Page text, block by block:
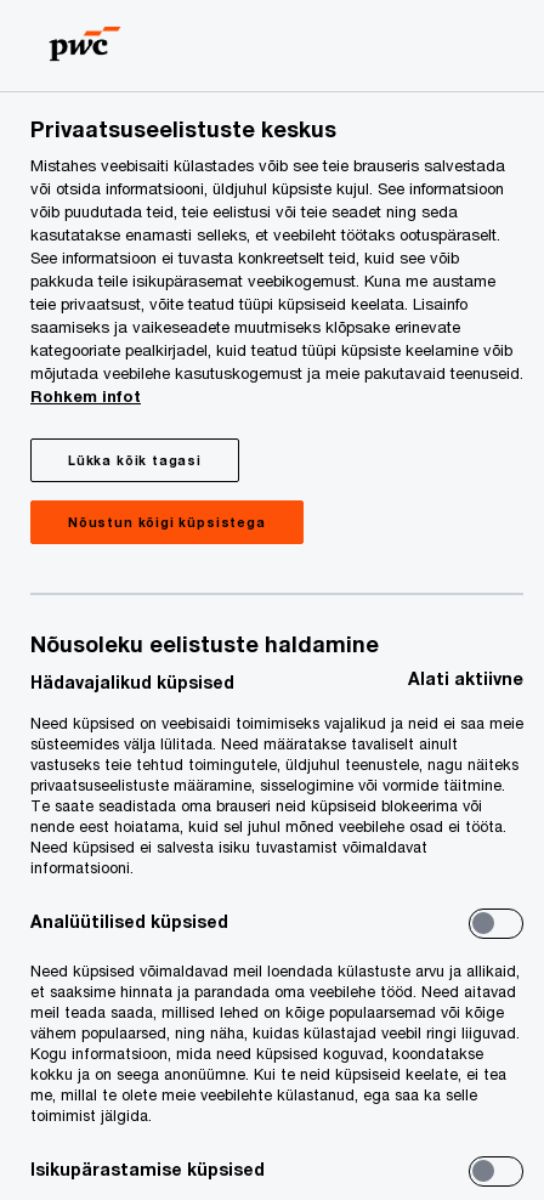
content
footer
PwC Eesti Kontaktid Kontaktid
Kontaktid
We help you meet tomorrow’s tech demands so you can
compete at a speed that rewrites the rules
See how
Follow us
PwC Eesti Kontaktid Kontaktid
Meie teenused
Audiitorkontroll
Juhtimiskonsultatsioonid
Digilahendused, IT, AI
Maksuteenused
Raamatupidamine, palgaarvestus ja maksudeklaratsioonid
ESG ja vastutustundlik ettevõtlus
Privaatsuseelistuste keskus
Mistahes veebisaiti külastades võib see teie brauseris salvestada
või otsida informatsiooni, üldjuhul küpsiste kujul. See informatsioon
võib puudutada teid, teie eelistusi või teie seadet ning seda
kasutatakse enamasti selleks, et veebileht töötaks ootuspäraselt.
See informatsioon ei tuvasta konkreetselt teid, kuid see võib
pakkuda teile isikupärasemat veebikogemust. Kuna me austame
teie privaatsust, võite teatud tüüpi küpsiseid keelata. Lisainfo
saamiseks ja vaikeseadete muutmiseks klõpsake erinevate
kategooriate pealkirjadel, kuid teatud tüüpi küpsiste keelamine võib
mõjutada veebilehe kasutuskogemust ja meie pakutavaid teenuseid.
Rohkem infot
Lükka kõik tagasi
Nõustun kõigi küpsistega
Nõusoleku eelistuste haldamine
Hädavajalikud küpsised Alati aktiivne
Need küpsised on veebisaidi toimimiseks vajalikud ja neid ei saa meie
süsteemides välja lülitada. Need määratakse tavaliselt ainult
vastuseks teie tehtud toimingutele, üldjuhul teenustele, nagu näiteks
privaatsuseelistuste määramine, sisselogimine või vormide täitmine.
Te saate seadistada oma brauseri neid küpsiseid blokeerima või
nende eest hoiatama, kuid sel juhul mõned veebilehe osad ei tööta.
Need küpsised ei salvesta isiku tuvastamist võimaldavat
informatsiooni.
Analüütilised küpsised
Need küpsised võimaldavad meil loendada külastuste arvu ja allikaid,
et saaksime hinnata ja parandada oma veebilehe tööd. Need aitavad
meil teada saada, millised lehed on kõige populaarsemad või kõige
vähem populaarsed, ning näha, kuidas külastajad veebil ringi liiguvad.
Kogu informatsioon, mida need küpsised koguvad, koondatakse
kokku ja on seega anonüümne. Kui te neid küpsiseid keelate, ei tea
me, millal te olete meie veebilehte külastanud, ega saa ka selle
toimimist jälgida.
Isikupärastamise küpsised